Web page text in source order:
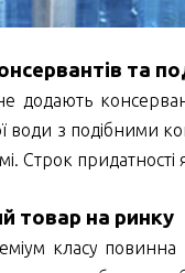
та
додають
води з подібними
Строк придатності
товар на ринку
класу